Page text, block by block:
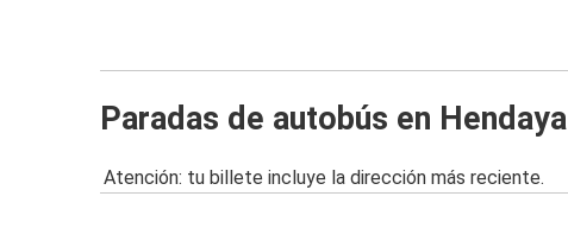
Paradas de autobús en Hendaya
Atención: tu billete incluye la dirección más reciente.